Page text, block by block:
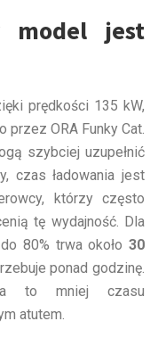
model jest
prędkości 135 kW,
ORA Funky Cat.
szybciej uzupełnić
czas ładowania jest
którzy często
tę wydajność. Dla
80% trwa około 30
ponad godzinę.
to mniej czasu
atutem.